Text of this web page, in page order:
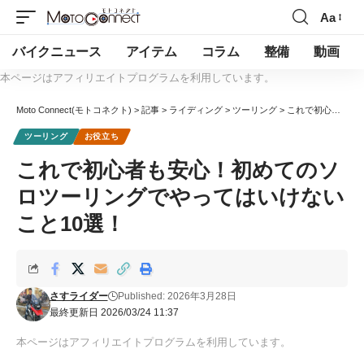
Aa
バイクニュース アイテム コラム 整備 動画
本ページはアフィリエイトプログラムを利用しています。
Moto Connect(モトコネクト) > 記事 > ライディング > ツーリング > これで初心者も安心！初めてのソロツーリングでやってはいけないこと10選！
ツーリング お役立ち
これで初心者も安心！初めてのソ
ロツーリングでやってはいけない
こと10選！
最終更新日 2026/03/24 11:37
さすライダー Published: 2026年3月28日
本ページはアフィリエイトプログラムを利用しています。